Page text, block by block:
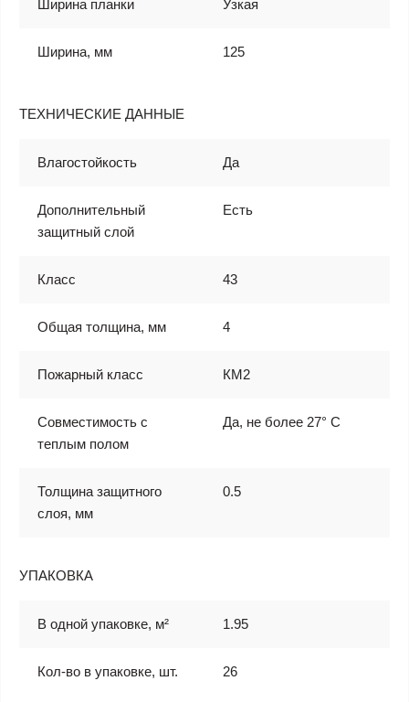
Ширина планки Узкая
Ширина, мм 125
ТЕХНИЧЕСКИЕ ДАННЫЕ
Влагостойкость Да
Дополнительный
защитный слой
Есть
Класс 43
Общая толщина, мм 4
Пожарный класс КМ2
Совместимость с
теплым полом
Да, не более 27° С
Толщина защитного
слоя, мм
0.5
УПАКОВКА
В одной упаковке, м² 1.95
Кол-во в упаковке, шт. 26